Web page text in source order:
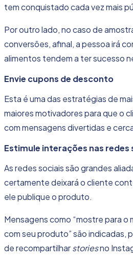
tem conquistado cada vez mais
Por outro lado, no caso de
conversões, afinal, a pessoa irá
alimentos tendem a ter sucesso
Envie cupons de desconto
Esta é uma das estratégias de
maiores motivadores para que o
com mensagens divertidas e
Estimule interações nas redes
As redes sociais são grandes
certamente deixará o cliente
ele publique o produto.
Mensagens como “mostre para o
com seu produto” são indicadas,
de recompartilharstoriesno